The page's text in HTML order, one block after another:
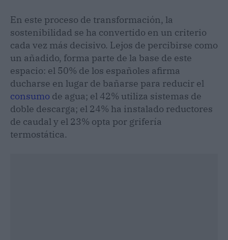
En este proceso de transformación, la
sostenibilidad se ha convertido en un criterio
cada vez más decisivo. Lejos de percibirse como
un añadido, forma parte de la base de este
espacio: el 50% de los españoles afirma
ducharse en lugar de bañarse para reducir el
consumo de agua; el 42% utiliza sistemas de
doble descarga; el 24% ha instalado reductores
de caudal y el 23% opta por grifería
termostática.